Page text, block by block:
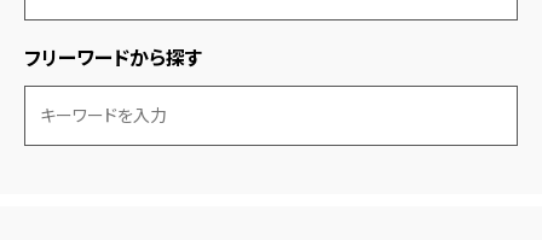
フリーワードから探す